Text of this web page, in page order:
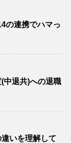
の連携でハマっ
中退共)への退職
いを理解して